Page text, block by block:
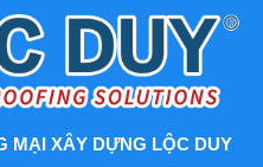
MẠI XÂY DỰNG LỘC DUY